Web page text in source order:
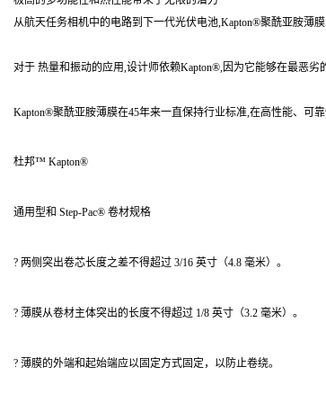
从航天任务相机中的电路到下一代光伏电池,Kapton®聚酰亚胺薄
对于 热量和振动的应用,设计师依赖Kapton®,因为它能够在最恶劣
Kapton®聚酰亚胺薄膜在45年来一直保持行业标准,在高性能、可
杜邦™ Kapton®
通用型和 Step-Pac® 卷材规格
? 两侧突出卷芯长度之差不得超过 3/16 英寸（4.8 毫米）。
? 薄膜从卷材主体突出的长度不得超过 1/8 英寸（3.2 毫米）。
? 薄膜的外端和起始端应以固定方式固定，以防止卷绕。